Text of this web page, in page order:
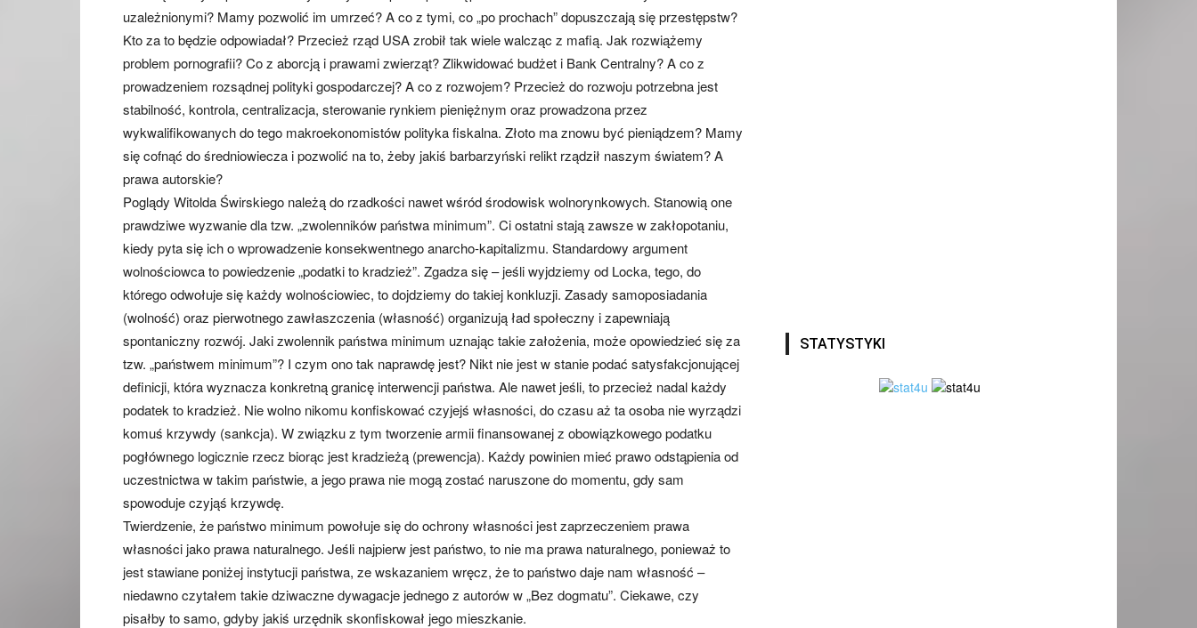
uzależnionymi? Mamy pozwolić im umrzeć? A co z tymi, co „po prochach” dopuszczają się przestępstw?
Kto za to będzie odpowiadał? Przecież rząd USA zrobił tak wiele walcząc z mafią. Jak rozwiążemy
problem pornografii? Co z aborcją i prawami zwierząt? Zlikwidować budżet i Bank Centralny? A co z
prowadzeniem rozsądnej polityki gospodarczej? A co z rozwojem? Przecież do rozwoju potrzebna jest
stabilność, kontrola, centralizacja, sterowanie rynkiem pieniężnym oraz prowadzona przez
wykwalifikowanych do tego makroekonomistów polityka fiskalna. Złoto ma znowu być pieniądzem? Mamy
się cofnąć do średniowiecza i pozwolić na to, żeby jakiś barbarzyński relikt rządził naszym światem? A
prawa autorskie?
Poglądy Witolda Świrskiego należą do rzadkości nawet wśród środowisk wolnorynkowych. Stanowią one
prawdziwe wyzwanie dla tzw. „zwolenników państwa minimum”. Ci ostatni stają zawsze w zakłopotaniu,
kiedy pyta się ich o wprowadzenie konsekwentnego anarcho-kapitalizmu. Standardowy argument
wolnościowca to powiedzenie „podatki to kradzież”. Zgadza się – jeśli wyjdziemy od Locka, tego, do
którego odwołuje się każdy wolnościowiec, to dojdziemy do takiej konkluzji. Zasady samoposiadania
(wolność) oraz pierwotnego zawłaszczenia (własność) organizują ład społeczny i zapewniają
spontaniczny rozwój. Jaki zwolennik państwa minimum uznając takie założenia, może opowiedzieć się za
tzw. „państwem minimum”? I czym ono tak naprawdę jest? Nikt nie jest w stanie podać satysfakcjonującej
definicji, która wyznacza konkretną granicę interwencji państwa. Ale nawet jeśli, to przecież nadal każdy
podatek to kradzież. Nie wolno nikomu konfiskować czyjejś własności, do czasu aż ta osoba nie wyrządzi
komuś krzywdy (sankcja). W związku z tym tworzenie armii finansowanej z obowiązkowego podatku
pogłównego logicznie rzecz biorąc jest kradzieżą (prewencja). Każdy powinien mieć prawo odstąpienia od
uczestnictwa w takim państwie, a jego prawa nie mogą zostać naruszone do momentu, gdy sam
spowoduje czyjąś krzywdę.
Twierdzenie, że państwo minimum powołuje się do ochrony własności jest zaprzeczeniem prawa
własności jako prawa naturalnego. Jeśli najpierw jest państwo, to nie ma prawa naturalnego, ponieważ to
jest stawiane poniżej instytucji państwa, ze wskazaniem wręcz, że to państwo daje nam własność –
niedawno czytałem takie dziwaczne dywagacje jednego z autorów w „Bez dogmatu”. Ciekawe, czy
pisałby to samo, gdyby jakiś urzędnik skonfiskował jego mieszkanie.
STATYSTYKI